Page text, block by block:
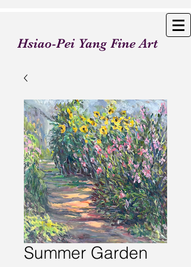
Hsiao-Pei Yang Fine Art
Summer Garden